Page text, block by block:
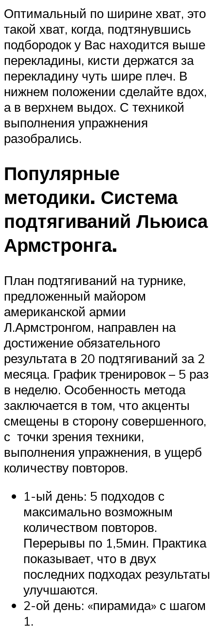
Оптимальный по ширине хват, это
такой хват, когда, подтянувшись
подбородок у Вас находится выше
перекладины, кисти держатся за
перекладину чуть шире плеч. В
нижнем положении сделайте вдох,
а в верхнем выдох. С техникой
выполнения упражнения
разобрались.
Популярные
методики. Система
подтягиваний Льюиса
Армстронга.
План подтягиваний на турнике,
предложенный майором
американской армии
Л.Армстронгом, направлен на
достижение обязательного
результата в 20 подтягиваний за 2
месяца. График тренировок – 5 раз
в неделю. Особенность метода
заключается в том, что акценты
смещены в сторону совершенного,
с точки зрения техники,
выполнения упражнения, в ущерб
количеству повторов.
1-ый день: 5 подходов с
максимально возможным
количеством повторов.
Перерывы по 1,5мин. Практика
показывает, что в двух
последних подходах результаты
улучшаются.
2-ой день: «пирамида» с шагом
1.